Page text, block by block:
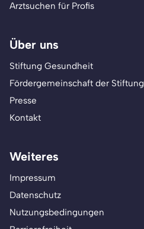
Arztsuchen für Profis
Über uns
Stiftung Gesundheit
Fördergemeinschaft der Stiftung
Presse
Kontakt
Weiteres
Impressum
Datenschutz
Nutzungsbedingungen